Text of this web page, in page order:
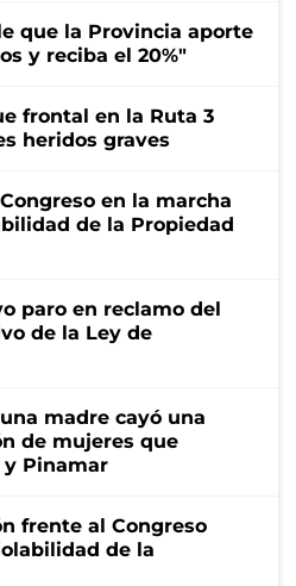
que la Provincia aporte
y reciba el 20%"
frontal en la Ruta 3
heridos graves
en la marcha
de la Propiedad
paro en reclamo del
de la Ley de
madre cayó una
de mujeres que
y Pinamar
frente al Congreso
de la